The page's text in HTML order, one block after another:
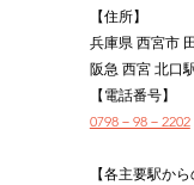
【住所】
兵庫県 西宮市
阪急 西宮 北口
【電話番号】
0798－98－2202
【各主要駅か